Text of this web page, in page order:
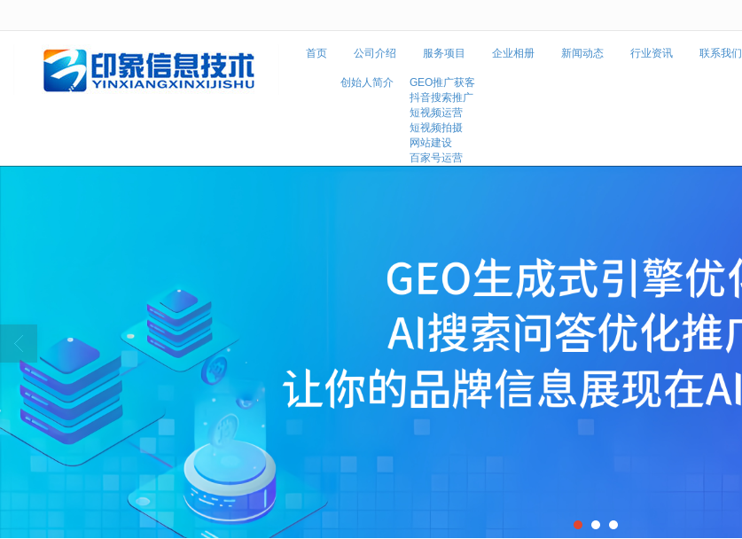
首页 公司介绍
创始人简介
服务项目
GEO推广获客
抖音搜索推广
短视频运营
短视频拍摄
网站建设
百家号运营
企业相册 新闻动态 行业资讯 联系我们